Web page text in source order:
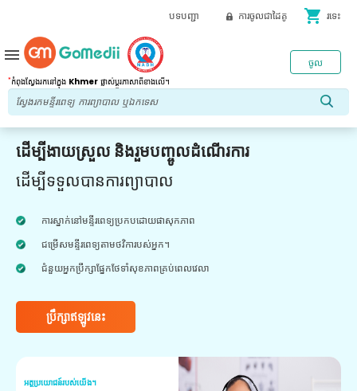
បទបញ្ជា ការចូលជាដៃគូ shopping_cart រទេះ
*កំពុងស្វែងរកនៅក្នុង Khmer ផ្លាស់ប្តូរភាសាពីខាងលើ។
ចូល
menu
ដើម្បីងាយស្រួល និងរួមបញ្ចូលដំណើរការ
ដើម្បីទទួលបានការព្យាបាល
ការស្នាក់នៅមន្ទីរពេទ្យប្រកបដោយផាសុកភាព
ជម្រើសមន្ទីរពេទ្យតាមថវិការបស់អ្នក។
ជំនួយអ្នកប្រឹក្សាផ្នែកថែទាំសុខភាពគ្រប់ពេលវេលា
ប្រឹក្សាឥឡូវនេះ
អត្ថប្រយោជន៍របស់យើង។